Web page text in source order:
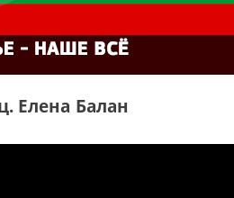
Елена Балан